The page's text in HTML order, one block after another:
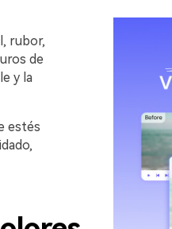
rubor,
de
y la
estés